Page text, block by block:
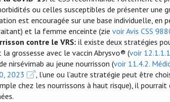
ou celles susceptibles de présenter une
est encouragée sur une base individuelle,
et la femme enceinte (zie voir Avis CSS
contre le VRS: il existe deux stratégies
grossesse avec le vaccin Abrysvo® (voir
nirsévimab au jeune nourrisson (voir 11.4.2.
2023
, l’une ou l’autre stratégie peut être
chez les nourrissons à haut risque), il